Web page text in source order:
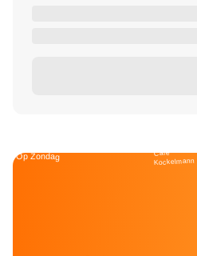
Op Zondag Café
Kockelmann